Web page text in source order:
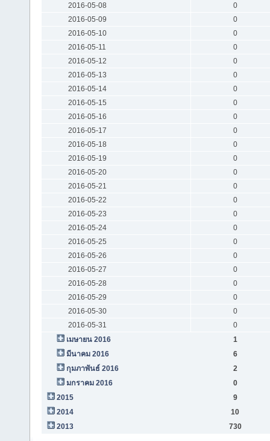
2016-05-08
0
2016-05-09
0
2016-05-10
0
2016-05-11
0
2016-05-12
0
2016-05-13
0
2016-05-14
0
2016-05-15
0
2016-05-16
0
2016-05-17
0
2016-05-18
0
2016-05-19
0
2016-05-20
0
2016-05-21
0
2016-05-22
0
2016-05-23
0
2016-05-24
0
2016-05-25
0
2016-05-26
0
2016-05-27
0
2016-05-28
0
2016-05-29
0
2016-05-30
0
2016-05-31
0
เมษายน 2016
1
มีนาคม 2016
6
กุมภาพันธ์ 2016
2
มกราคม 2016
0
2015
9
2014
10
2013
730